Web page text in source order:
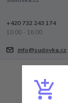
+420 732 243 174
10:00 - 16:00
info@sudovka.cz